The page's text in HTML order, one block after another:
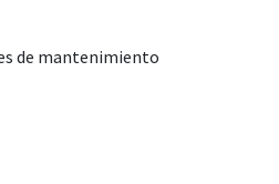
de mantenimiento